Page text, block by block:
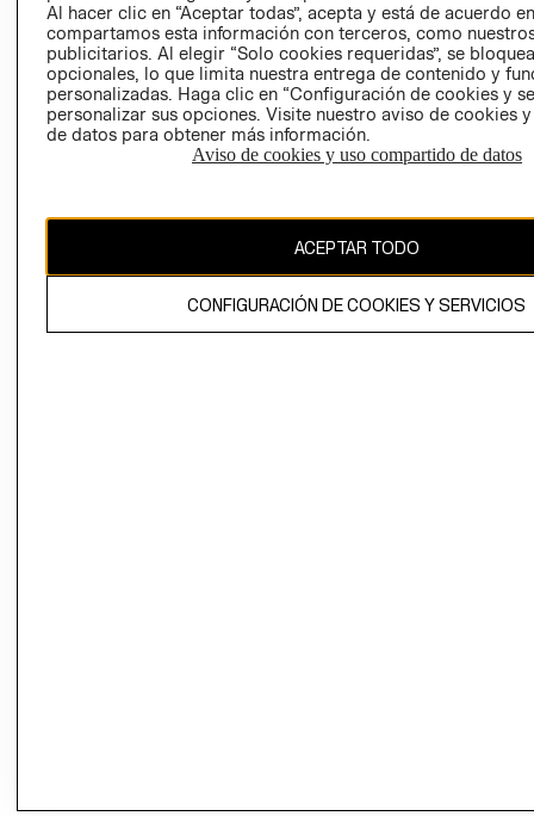
Chile ($)
propiedad de H&M Hennes & Mauritz AB.
Al hacer clic en “Aceptar todas”, acepta y está de acuerdo
compartamos esta información con terceros, como
publicitarios. Al elegir “Solo cookies requeridas”, se
opcionales, lo que limita nuestra entrega de contenido y
personalizadas. Haga clic en “Configuración de cookies y
personalizar sus opciones. Visite nuestro aviso de cookies
de datos para obtener más información.
Aviso de cookies y uso compartido de datos
ACEPTAR TODO
CONFIGURACIÓN DE COOKIES Y SERVICIOS